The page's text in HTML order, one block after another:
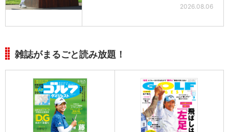
2026.08.06
雑誌がまるごと読み放題！